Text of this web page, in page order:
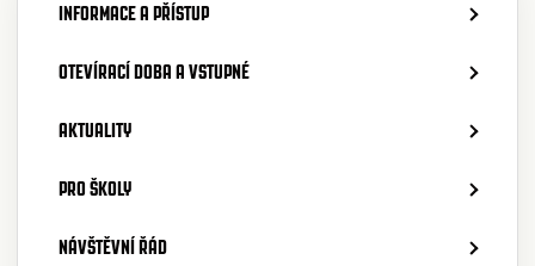
INFORMACE A PŘÍSTUP
OTEVÍRACÍ DOBA A VSTUPNÉ
AKTUALITY
PRO ŠKOLY
NÁVŠTĚVNÍ ŘÁD